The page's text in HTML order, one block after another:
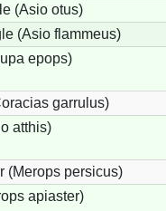
(Asio otus)
(Asio flammeus)
epops)
garrulus)
atthis)
(Merops persicus)
apiaster)